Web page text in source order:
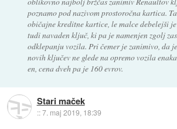
poznamo pod nazivom prostoročna kartica.
običajne kreditne kartice, le malce debelejši
tudi navaden ključ, ki pa je namenjen zgolj
odklepanju vozila. Pri čemer je zanimivo, da
novih ključev ne glede na opremo vozila
en, cena dveh pa je 160 evrov.
Stari maček
::7. maj 2019, 18:39